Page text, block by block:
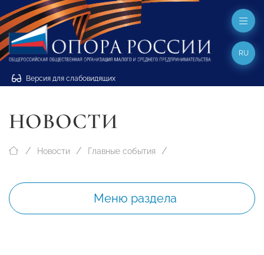
Версия для слабовидящих
RU
НОВОСТИ
Новости Главные события
Меню раздела